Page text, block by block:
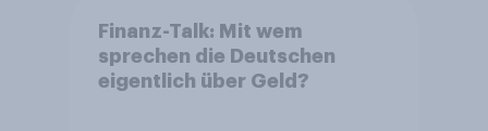
Finanz-Talk: Mit wem
sprechen die Deutschen
eigentlich über Geld?